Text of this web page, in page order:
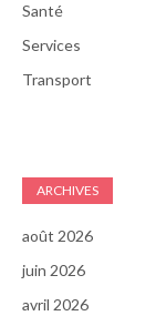
Santé
Services
Transport
ARCHIVES
août 2026
juin 2026
avril 2026